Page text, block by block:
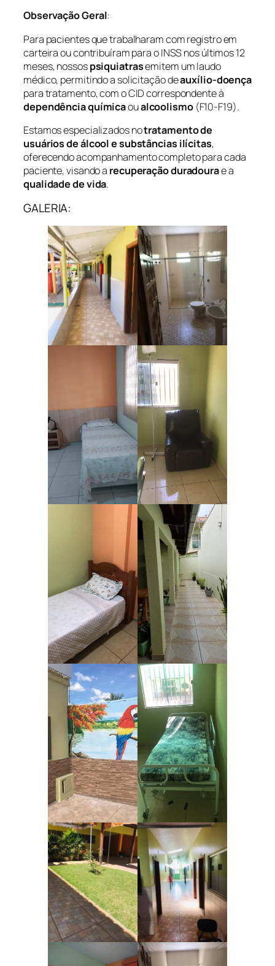
Observação Geral:
Para pacientes que trabalharam com registro em
carteira ou contribuíram para o INSS nos últimos 12
meses, nossospsiquiatrasemitem um laudo
médico, permitindo a solicitação deauxílio-doença
para tratamento, com o CID correspondente à
dependência químicaoualcoolismo(F10-F19).
Estamos especializados notratamento de
usuários de álcool e substâncias ilícitas,
oferecendo acompanhamento completo para cada
paciente, visando a recuperação duradourae a
qualidade de vida.
GALERIA: